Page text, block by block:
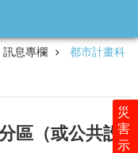
災
害
示
訊息專欄 都市計畫科
區（或公共設